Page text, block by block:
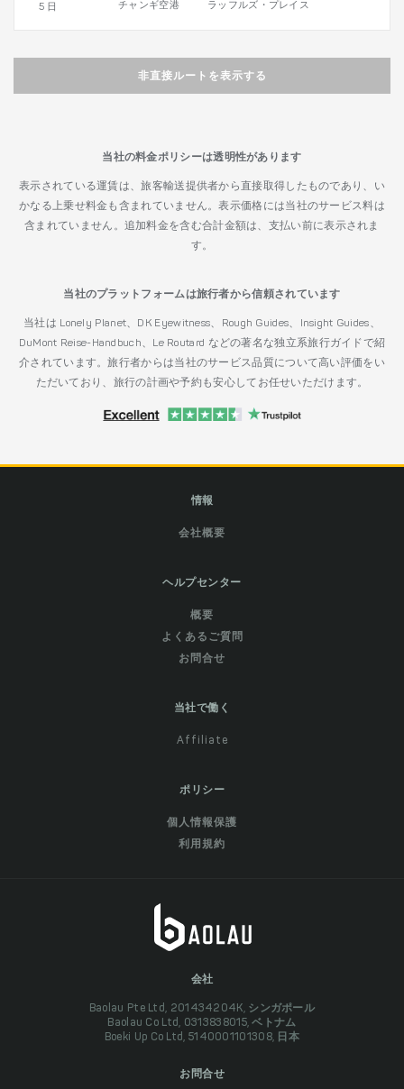
5 日 チャンギ空港 ラッフルズ・プレイス
非直接ルートを表示する
当社の料金ポリシーは透明性があります
表示されている運賃は、旅客輸送提供者から直接取得したものであり、い
かなる上乗せ料金も含まれていません。表示価格には当社のサービス料は
含まれていません。追加料金を含む合計金額は、支払い前に表示されま
す。
当社のプラットフォームは旅行者から信頼されています
当社は Lonely Planet、DK Eyewitness、Rough Guides、Insight Guides、
DuMont Reise-Handbuch、Le Routard などの著名な独立系旅行ガイドで紹
介されています。旅行者からは当社のサービス品質について高い評価をい
ただいており、旅行の計画や予約も安心してお任せいただけます。
情報
会社概要
ヘルプセンター
概要
よくあるご質問
お問合せ
当社で働く
Affiliate
ポリシー
個人情報保護
利用規約
会社
Baolau Pte Ltd, 201434204K, シンガポール
Baolau Co Ltd, 0313838015, ベトナム
Boeki Up Co Ltd, 5140001101308, 日本
お問合せ